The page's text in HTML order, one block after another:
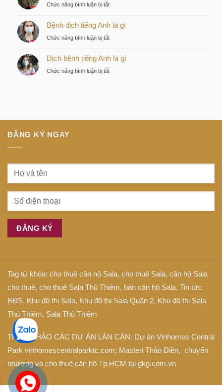
chiến
của
nhà
tư
gì
Chức năng bình luận bị tắtở
là
Bệnh dịch tiếng Anh là gì
Chức năng bình luận bị tắtở
dịch
Dịch bệnh tiếng Anh là gì
Chức năng bình luận bị tắtở
là
ĐĂNG KÝ NGAY
Tag từ khóa: cho thuê căn hộ Sala, cho thuê Sala, căn hộ Sala
cho thuê, cho thuê Sala Thủ Thiêm, bán căn hộ Sala, Tin tức
BĐS, Khu đô thị Sala, Khu đô thị Sala Quận 2, Khu đô thị Sala
Thủ Thiêm, Sala Thủ Thiêm
THAM KHẢO CÁC DỰ ÁN LÂN CẬN: Dự án Vinhomes Central
Park vinhomescentralparktc.com; Masteri Thảo Điền, chuyển
nhượng và cho thuê căn hộ Tp.HCM tại gkg.com.vn